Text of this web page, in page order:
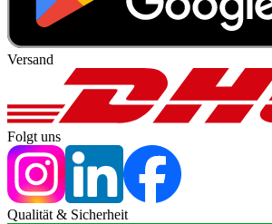
Versand
Folgt uns
Qualität & Sicherheit